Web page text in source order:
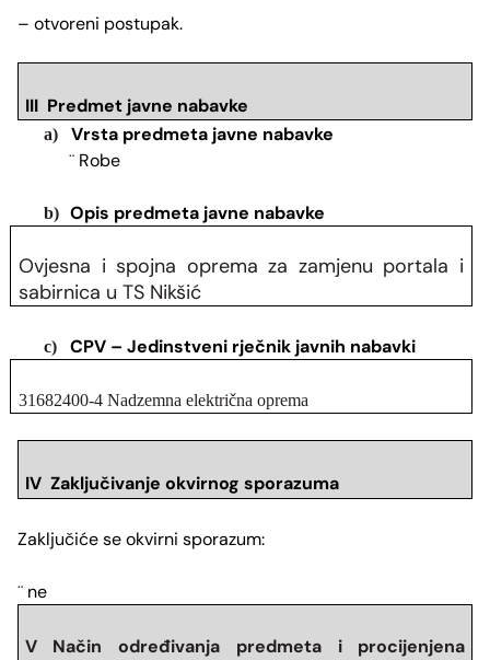
– otvoreni postupak.
III Predmet javne nabavke
a) Vrsta predmeta javne nabavke
¨ Robe
b) Opis predmeta javne nabavke
Ovjesna i spojna oprema za zamjenu portala i
sabirnica u TS Nikšić
c) CPV – Jedinstveni rječnik javnih nabavki
31682400-4 Nadzemna električna oprema
IV Zaključivanje okvirnog sporazuma
Zaključiće se okvirni sporazum:
¨ ne
V Način određivanja predmeta i procijenjena